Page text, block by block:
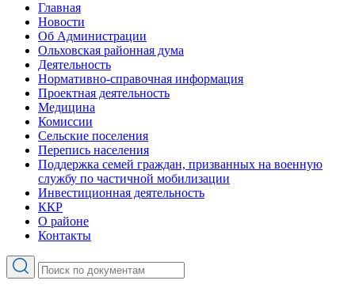
Главная
Новости
Об Администрации
Ольховская районная дума
Деятельность
Нормативно-справочная информация
Проектная деятельность
Медицина
Комиссии
Сельские поселения
Перепись населения
Поддержка семей граждан, призванных на военную
службу по частичной мобилизации
Инвестиционная деятельность
ККР
О районе
Контакты